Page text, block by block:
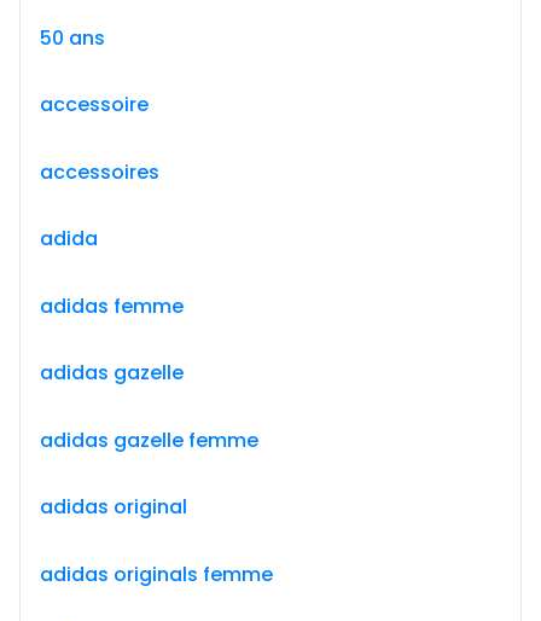
50 ans
accessoire
accessoires
adida
adidas femme
adidas gazelle
adidas gazelle femme
adidas original
adidas originals femme